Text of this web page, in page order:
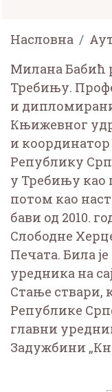
Насловна
Милана Бабић
Требињу.
и дипломирани
Књижевног
и
Републику
у Требињу као
потом као
бави од 2010.
Слободне
Печата. Била
уредника на
Стање ствари,
Републике
главни
Задужбини